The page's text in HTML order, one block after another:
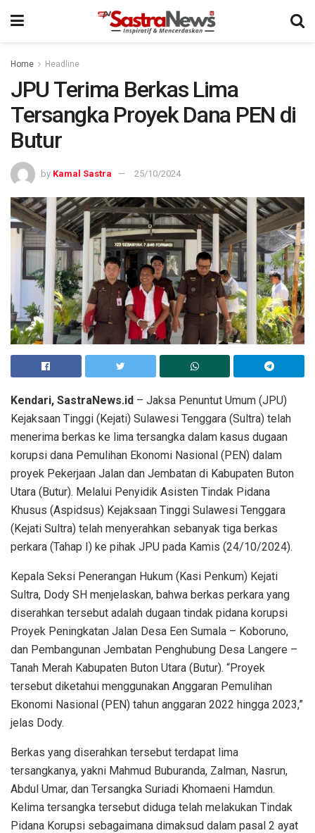
Home Headline
JPU Terima Berkas Lima
Tersangka Proyek Dana PEN di
Butur
by Kamal Sastra 25/10/2024
Kendari, SastraNews.id – Jaksa Penuntut Umum (JPU)
Kejaksaan Tinggi (Kejati) Sulawesi Tenggara (Sultra) telah
menerima berkas ke lima tersangka dalam kasus dugaan
korupsi dana Pemulihan Ekonomi Nasional (PEN) dalam
proyek Pekerjaan Jalan dan Jembatan di Kabupaten Buton
Utara (Butur). Melalui Penyidik Asisten Tindak Pidana
Khusus (Aspidsus) Kejaksaan Tinggi Sulawesi Tenggara
(Kejati Sultra) telah menyerahkan sebanyak tiga berkas
perkara (Tahap I) ke pihak JPU pada Kamis (24/10/2024).
Kepala Seksi Penerangan Hukum (Kasi Penkum) Kejati
Sultra, Dody SH menjelaskan, bahwa berkas perkara yang
diserahkan tersebut adalah dugaan tindak pidana korupsi
Proyek Peningkatan Jalan Desa Een Sumala – Koboruno,
dan Pembangunan Jembatan Penghubung Desa Langere –
Tanah Merah Kabupaten Buton Utara (Butur). “Proyek
tersebut diketahui menggunakan Anggaran Pemulihan
Ekonomi Nasional (PEN) tahun anggaran 2022 hingga 2023,”
jelas Dody.
Berkas yang diserahkan tersebut terdapat lima
tersangkanya, yakni Mahmud Buburanda, Zalman, Nasrun,
Abdul Umar, dan Tersangka Suriadi Khomaeni Hamdun.
Kelima tersangka tersebut diduga telah melakukan Tindak
Pidana Korupsi sebagaimana dimaksud dalam pasal 2 ayat